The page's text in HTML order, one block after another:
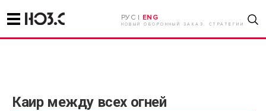
РУС | ENG
НОВЫЙ ОБОРОННЫЙ ЗАКАЗ. СТРАТЕГИИ
Каир между всех огней